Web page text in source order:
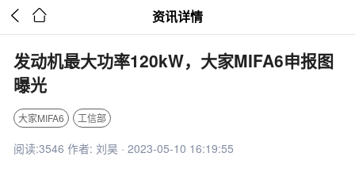
  资讯详情
发动机最大功率120kW，大家MIFA6申报图
曝光
大家MIFA6 工信部
阅读:3546 作者: 刘昊 · 2023-05-10 16:19:55